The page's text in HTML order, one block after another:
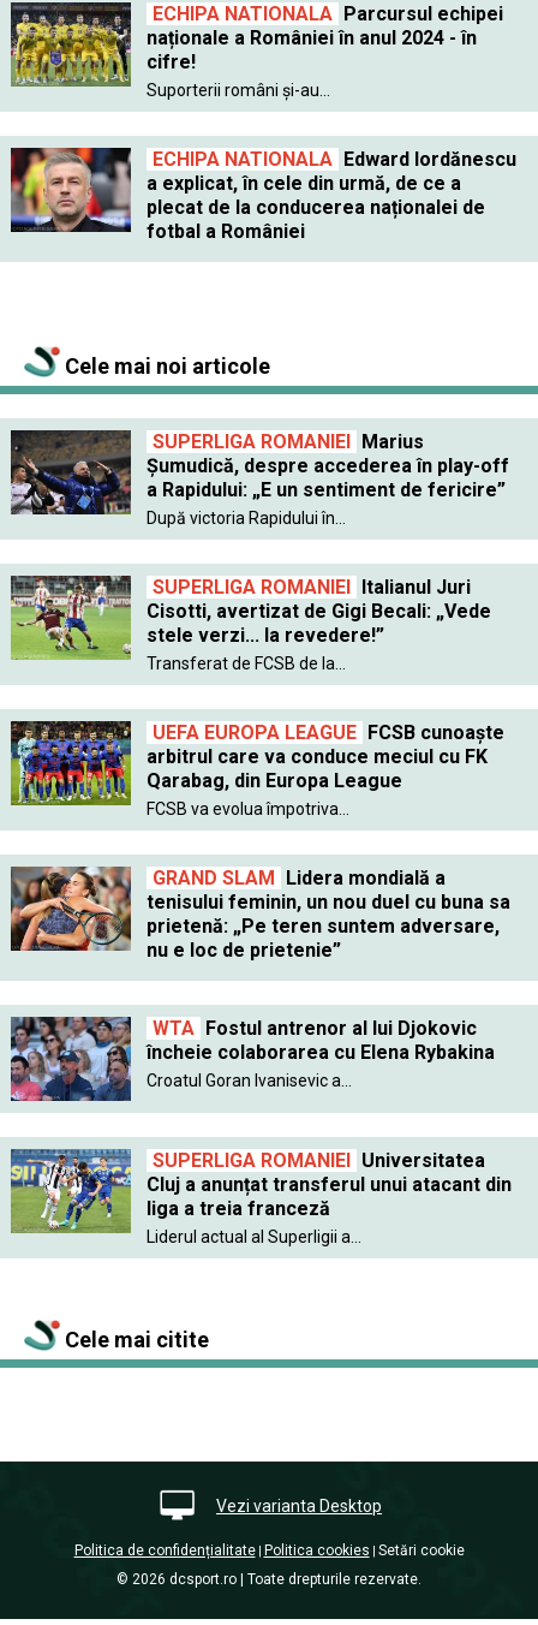
ECHIPA NATIONALA Parcursul echipei
naționale a României în anul 2024 - în
cifre!
Suporterii români și-au...
ECHIPA NATIONALA Edward Iordănescu
a explicat, în cele din urmă, de ce a
plecat de la conducerea naționalei de
fotbal a României
Cele mai noi articole
SUPERLIGA ROMANIEI Marius
Șumudică, despre accederea în play-off
a Rapidului: „E un sentiment de fericire”
După victoria Rapidului în...
SUPERLIGA ROMANIEI Italianul Juri
Cisotti, avertizat de Gigi Becali: „Vede
stele verzi... la revedere!”
Transferat de FCSB de la...
UEFA EUROPA LEAGUE FCSB cunoaște
arbitrul care va conduce meciul cu FK
Qarabag, din Europa League
FCSB va evolua împotriva...
GRAND SLAM Lidera mondială a
tenisului feminin, un nou duel cu buna sa
prietenă: „Pe teren suntem adversare,
nu e loc de prietenie”
WTA Fostul antrenor al lui Djokovic
încheie colaborarea cu Elena Rybakina
Croatul Goran Ivanisevic a...
SUPERLIGA ROMANIEI Universitatea
Cluj a anunțat transferul unui atacant din
liga a treia franceză
Liderul actual al Superligii a...
Cele mai citite
Vezi varianta Desktop
Politica de confidențialitate| Politica cookies Setări cookie
© 2026 dcsport.ro | Toate drepturile rezervate.